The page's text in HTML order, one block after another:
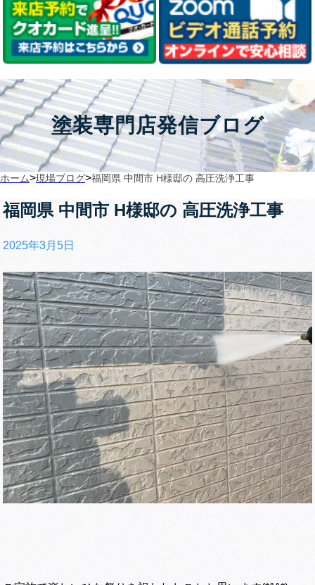
塗装専門店発信ブログ
ホーム>現場ブログ>福岡県 中間市 H様邸の 高圧洗浄工事
福岡県 中間市 H様邸の 高圧洗浄工事
2025年3月5日